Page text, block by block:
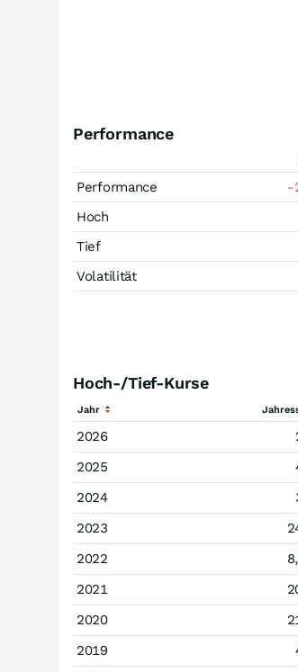
Performance
Performance -
Hoch
Tief
Volatilität
Hoch-/Tief-Kurse
Jahr
2026
2025
2024
2023
2022
2021
2020
2019